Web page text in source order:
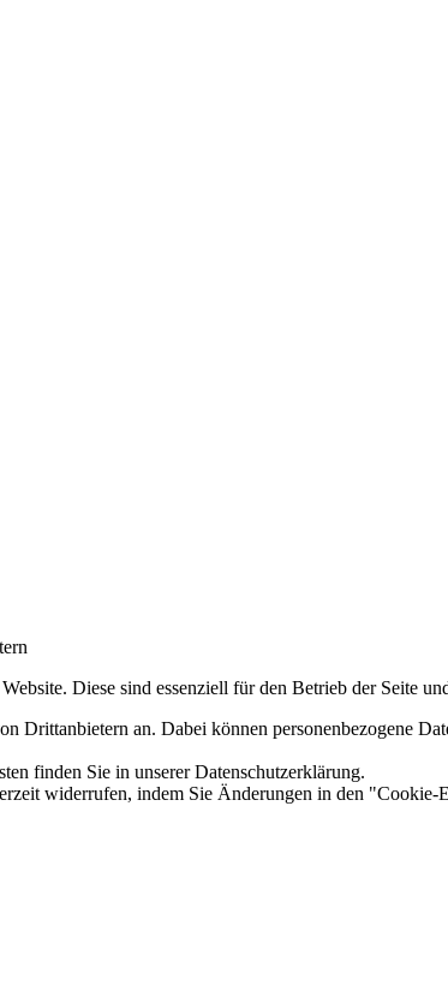
Diese sind essenziell für den Betrieb der Seite
Drittanbietern an. Dabei können personenbezogene
finden Sie in unserer Datenschutzerklärung.
widerrufen, indem Sie Änderungen in den "Cookie-